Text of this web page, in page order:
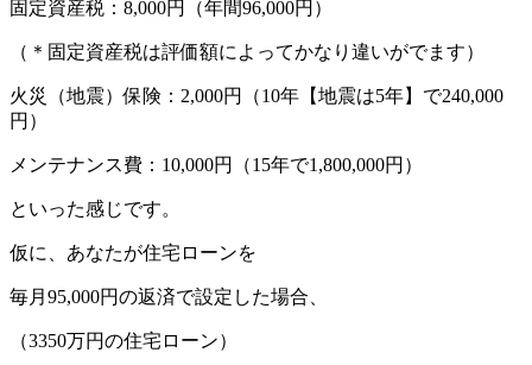
固定資産税：8,000円（年間96,000円）
（＊固定資産税は評価額によってかなり違いがでます）
火災（地震）保険：2,000円（10年【地震は5年】で240,000
円）
メンテナンス費：10,000円（15年で1,800,000円）
といった感じです。
仮に、あなたが住宅ローンを
毎月95,000円の返済で設定した場合、
（3350万円の住宅ローン）